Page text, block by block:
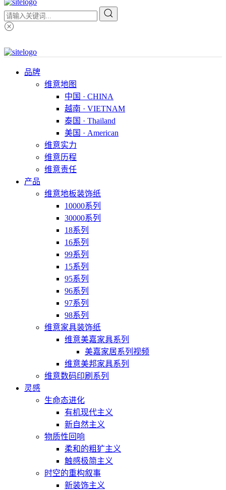
品牌
维意地图
中国 · CHINA
越南 · VIETNAM
泰国 · Thailand
美国 · American
维意实力
维意历程
维意责任
产品
维意地板装饰纸
10000系列
30000系列
18系列
16系列
99系列
15系列
95系列
96系列
97系列
98系列
维意家具装饰纸
维意美嘉家具系列
美嘉家居系列视频
维意美邦家具系列
维意数码印刷系列
灵感
生命态进化
有机现代主义
新自然主义
物质性回响
柔和的粗犷主义
触感极简主义
时空的重构叙事
新装饰主义